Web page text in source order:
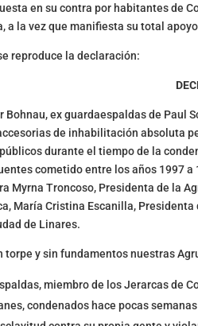
en su contra por habitantes de
a la vez que manifiesta su total
reproduce la declaración:
Bohnau, ex guardaespaldas de Paul
de inhabilitación absoluta
durante el tiempo de la
cometido entre los años 1997
Myrna Troncoso, Presidenta de la
María Cristina Escanilla,
de Linares.
torpe y sin fundamentos nuestras
miembro de los Jerarcas de
condenados hace pocas